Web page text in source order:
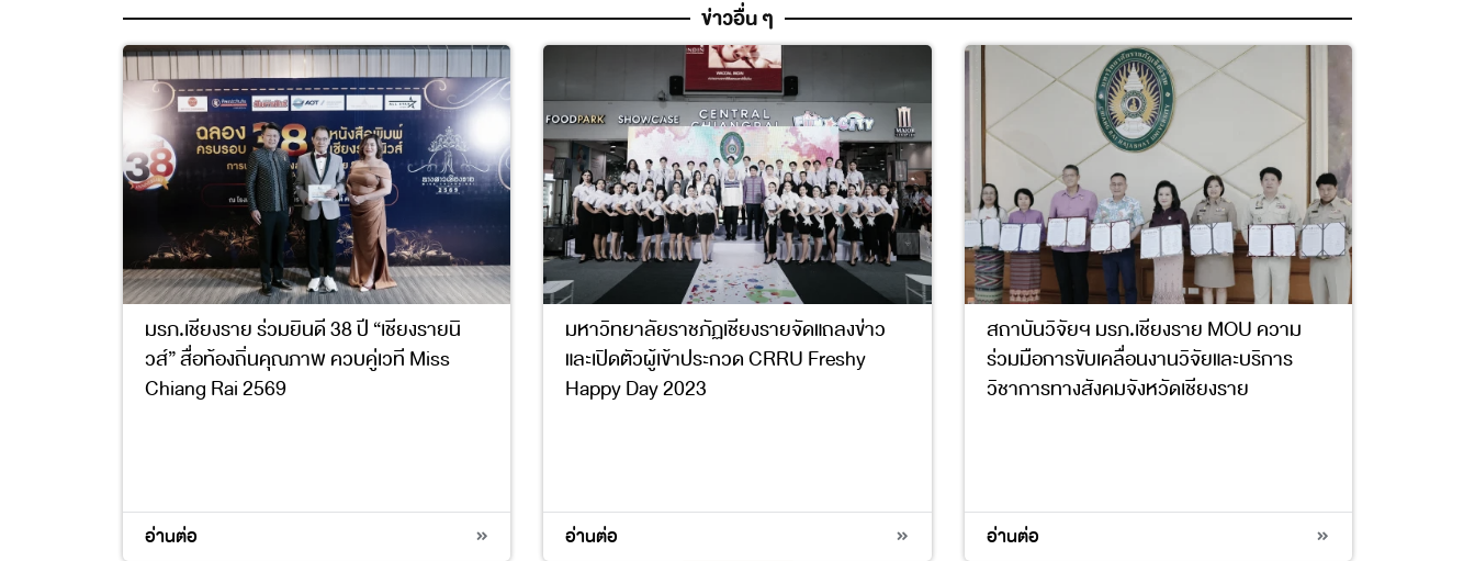
ข่าวอื่น ๆ
มรภ.เชียงราย ร่วมยินดี 38 ปี “เชียงรายนิ
วส์” สื่อท้องถิ่นคุณภาพ ควบคู่เวที Miss
Chiang Rai 2569
อ่านต่อ
มหาวิทยาลัยราชภัฏเชียงรายจัดแถลงข่าว
และเปิดตัวผู้เข้าประกวด CRRU Freshy
Happy Day 2023
อ่านต่อ
สถาบันวิจัยฯ มรภ.เชียงราย MOU ความ
ร่วมมือการขับเคลื่อนงานวิจัยและบริการ
วิชาการทางสังคมจังหวัดเชียงราย
อ่านต่อ